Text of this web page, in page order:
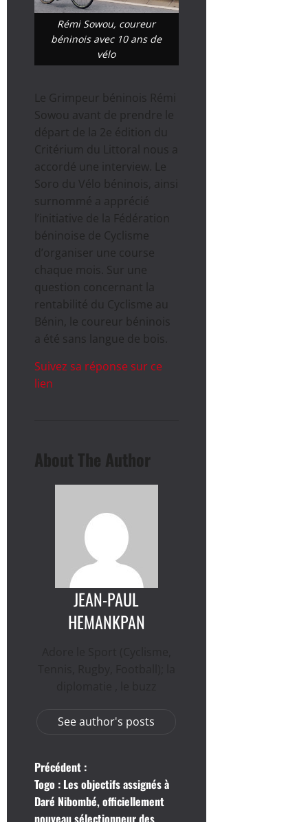
Rémi Sowou, coureur
béninois avec 10 ans de
vélo
Le Grimpeur béninois Rémi
Sowou avant de prendre le
départ de la 2e édition du
Critérium du Littoral nous a
accordé une interview. Le
Soro du Vélo béninois, ainsi
surnommé a apprécié
l’initiative de la Fédération
béninoise de Cyclisme
d’organiser une course
chaque mois. Sur une
question concernant la
rentabilité du Cyclisme au
Bénin, le coureur béninois
a été sans langue de bois.
Suivez sa réponse sur ce
lien
About The Author
JEAN-PAUL
HEMANKPAN
See author's posts
N
a
Précédent :
Togo : Les objectifs assignés à
Daré Nibombé, officiellement
nouveau sélectionneur des